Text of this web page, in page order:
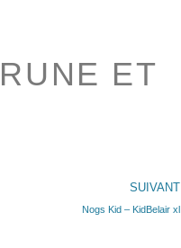
ET
SUIVANT
Nogs Kid – KidBelair xl